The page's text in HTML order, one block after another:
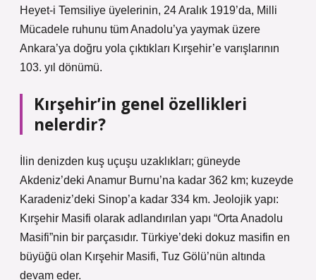
Heyet-i Temsiliye üyelerinin, 24 Aralık 1919’da, Milli
Mücadele ruhunu tüm Anadolu’ya yaymak üzere
Ankara’ya doğru yola çıktıkları Kırşehir’e varışlarının
103. yıl dönümü.
Kırşehir’in genel özellikleri
nelerdir?
İlin denizden kuş uçuşu uzaklıkları; güneyde
Akdeniz’deki Anamur Burnu’na kadar 362 km; kuzeyde
Karadeniz’deki Sinop’a kadar 334 km. Jeolojik yapı:
Kırşehir Masifi olarak adlandırılan yapı “Orta Anadolu
Masifi”nin bir parçasıdır. Türkiye’deki dokuz masifin en
büyüğü olan Kırşehir Masifi, Tuz Gölü’nün altında
devam eder.